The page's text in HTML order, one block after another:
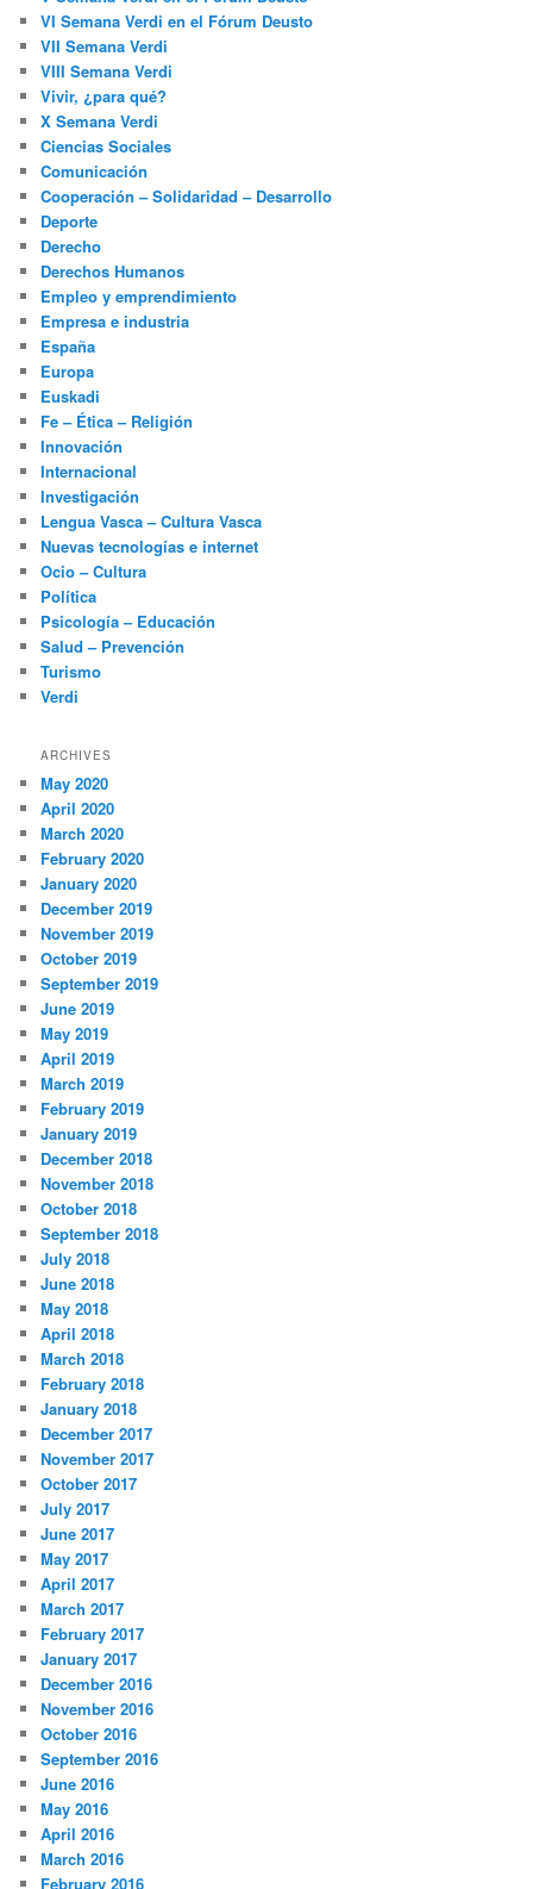
VI Semana Verdi en el Fórum Deusto
VII Semana Verdi
VIII Semana Verdi
Vivir, ¿para qué?
X Semana Verdi
Ciencias Sociales
Comunicación
Cooperación – Solidaridad – Desarrollo
Deporte
Derecho
Derechos Humanos
Empleo y emprendimiento
Empresa e industria
España
Europa
Euskadi
Fe – Ética – Religión
Innovación
Internacional
Investigación
Lengua Vasca – Cultura Vasca
Nuevas tecnologías e internet
Ocio – Cultura
Política
Psicología – Educación
Salud – Prevención
Turismo
Verdi
ARCHIVES
May 2020
April 2020
March 2020
February 2020
January 2020
December 2019
November 2019
October 2019
September 2019
June 2019
May 2019
April 2019
March 2019
February 2019
January 2019
December 2018
November 2018
October 2018
September 2018
July 2018
June 2018
May 2018
April 2018
March 2018
February 2018
January 2018
December 2017
November 2017
October 2017
July 2017
June 2017
May 2017
April 2017
March 2017
February 2017
January 2017
December 2016
November 2016
October 2016
September 2016
June 2016
May 2016
April 2016
March 2016
February 2016